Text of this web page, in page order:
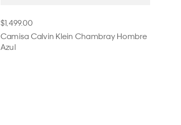
$1,499.00
Camisa Calvin Klein Chambray Hombre
Azul